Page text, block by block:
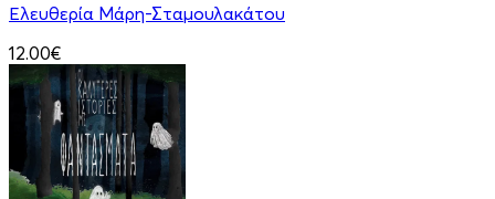
Ελευθερία Μάρη-Σταμουλακάτου
12.00€